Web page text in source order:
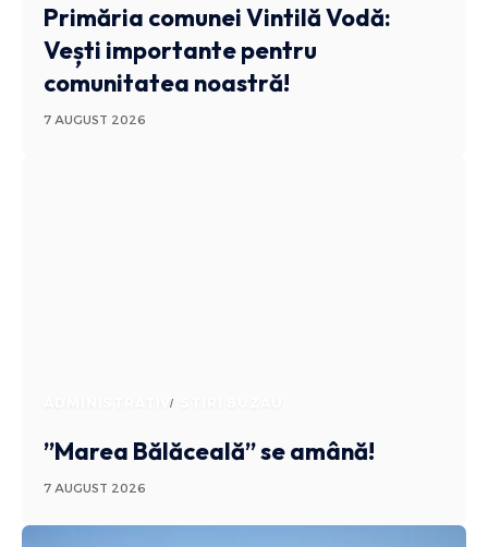
Primăria comunei Vintilă Vodă:
Vești importante pentru
comunitatea noastră!
7 AUGUST 2026
ADMINISTRATIV
”Marea Bălăceală” se amână!
7 AUGUST 2026